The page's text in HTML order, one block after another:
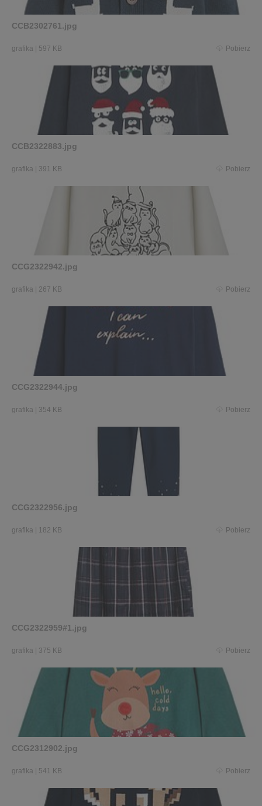
CCB2302761.jpg
grafika 597 KB Pobierz
CCB2322883.jpg
grafika 391 KB Pobierz
CCG2322942.jpg
grafika 267 KB Pobierz
CCG2322944.jpg
grafika 354 KB Pobierz
CCG2322956.jpg
grafika 182 KB Pobierz
CCG2322959#1.jpg
grafika 375 KB Pobierz
CCG2312902.jpg
grafika 541 KB Pobierz